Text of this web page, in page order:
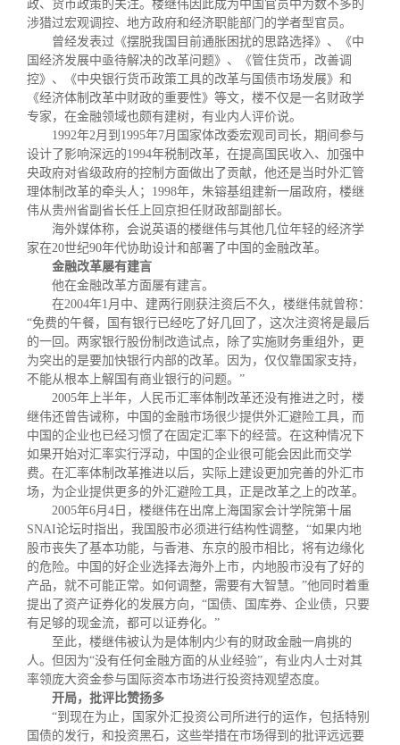
政、货币政策的关注。楼继伟因此成为中国官员中为数不多的
涉猎过宏观调控、地方政府和经济职能部门的学者型官员。
曾经发表过《摆脱我国目前通胀困扰的思路选择》、《中
国经济发展中亟待解决的改革问题》、《管住货币，改善调
控》、《中央银行货币政策工具的改革与国债市场发展》和
《经济体制改革中财政的重要性》等文，楼不仅是一名财政学
专家，在金融领域也颇有建树，有业内人评价说。
1992年2月到 1995年7月国家体改委宏观司司长，期间参与
设计了影响深远的1994年税制改革，在提高国民收入、加强中
央政府对省级政府的控制方面做出了贡献，他还是当时外汇管
理体制改革的牵头人； 1998年，朱镕基组建新一届政府，楼继
伟从贵州省副省长任上回京担任财政部副部长。
海外媒体称，会说英语的楼继伟与其他几位年轻的经济学
家在20世纪90年代协助设计和部署了中国的金融改革。
金融改革屡有建言
他在金融改革方面屡有建言。
在2004年1月中、建两行刚获注资后不久，楼继伟就曾称：
“免费的午餐，国有银行已经吃了好几回了，这次注资将是最后
的一回。两家银行股份制改造试点，除了实施财务重组外，更
为突出的是要加快银行内部的改革。因为，仅仅靠国家支持，
不能从根本上解国有商业银行的问题。 ”
2005年上半年，人民币汇率体制改革还没有推进之时，楼
继伟还曾告诫称，中国的金融市场很少提供外汇避险工具，而
中国的企业也已经习惯了在固定汇率下的经营。在这种情况下
如果开始对汇率实行浮动，中国的企业很可能会因此而交学
费。在汇率体制改革推进以后，实际上建设更加完善的外汇市
场，为企业提供更多的外汇避险工具，正是改革之上的改革。
2005年6月 4 日，楼继伟在出席上海国家会计学院第十届
SNAI论坛时指出，我国股市必须进行结构性调整， “如果内地
股市丧失了基本功能，与香港、东京的股市相比，将有边缘化
的危险。中国的好企业选择去海外上市，内地股市没有了好的
产品，就不可能正常。如何调整，需要有大智慧。 ”他同时着重
提出了资产证券化的发展方向， “ 国债、国库券、企业债，只要
有足够的现金流，都可以证券化。 ”
至此，楼继伟被认为是体制内少有的财政金融一肩挑的
人。但因为“没有任何金融方面的从业经验”，有业内人士对其
率领庞大资金参与国际资本市场进行投资持观望态度。
开局，批评比赞扬多
“到现在为止，国家外汇投资公司所进行的运作，包括特别
国债的发行，和投资黑石，这些举措在市场得到的批评远远要